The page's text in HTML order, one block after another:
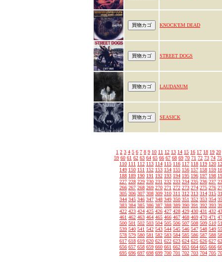
KNOCK'EM DEAD
STREET DOGS
LAUDANUM
SEASICK
1 2 3 4 5 6 7 8 9 10 11 12 13 14 15 16 17 18 19 20
59 60 61 62 63 64 65 66 67 68 69 70 71 72 73 74 75
110 111 112 113 114 115 116 117 118 119 120
149 150 151 152 153 154 155 156 157 158 159
188 189 190 191 192 193 194 195 196 197 198
227 228 229 230 231 232 233 234 235 236 237
266 267 268 269 270 271 272 273 274 275 276
305 306 307 308 309 310 311 312 313 314 315
344 345 346 347 348 349 350 351 352 353 354
383 384 385 386 387 388 389 390 391 392 393
422 423 424 425 426 427 428 429 430 431 432
461 462 463 464 465 466 467 468 469 470 471
500 501 502 503 504 505 506 507 508 509 510
539 540 541 542 543 544 545 546 547 548 549
578 579 580 581 582 583 584 585 586 587 588
617 618 619 620 621 622 623 624 625 626 627
656 657 658 659 660 661 662 663 664 665 666
695 696 697 698 699 700 701 702 703 704 705